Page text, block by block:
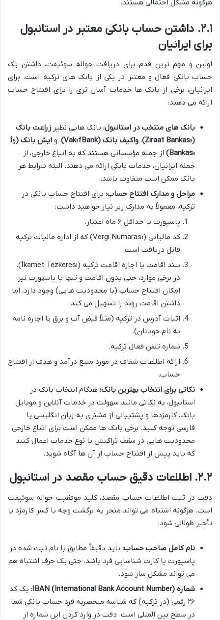
هرگونه مشکل احتمالی هستند.
۲.۱. داشتن حساب بانکی معتبر در استانبول
برای ایرانیان
اولین و مهم ترین قدم برای دریافت حواله سوئیفت، داشتن یک
حساب بانکی فعال و معتبر در یکی از بانک های ترکیه است. برای
ایرانیان، برخی از بانک ها خدمات آسان تری را برای افتتاح حساب
ارائه می دهند:
بانک های منتخب در استانبول: بانک هایی نظیر زراعت بانک
(Ziraat Bankası)
، واکیف بانک (VakıfBank) ، و
ایش بانک (İş
Bankası) از جمله مؤسساتی هستند که به اتباع خارجی، از
جمله ایرانیان، خدمات بانکی ارائه می دهند. البته شرایط هر
بانک ممکن است متفاوت باشد.
مراحل و مدارک افتتاح حساب: برای افتتاح حساب بانکی در
ترکیه، معمولاً به مدارک زیر نیاز خواهید داشت:
پاسپورت با حداقل ۶ ماه اعتبار.
کد مالیاتی (Vergi Numarası) که از اداره مالیات ترکیه
قابل دریافت است.
سند اقامت یا اجازه اقامت ترکیه (İkamet Tezkeresi).
در برخی موارد، حتی بدون اقامت و تنها با پاسپورت نیز
امکان افتتاح حساب (با محدودیت هایی) وجود دارد، اما
داشتن اقامت روند را تسهیل می کند.
اثبات آدرس در ترکیه (مثلاً قبض آب و برق یا اجاره نامه
به نام خودتان).
شماره تلفن فعال ترکیه.
ارائه اطلاعات شفاف در مورد منبع درآمد و هدف از افتتاح
حساب.
نکاتی برای انتخاب بهترین بانک: هنگام انتخاب بانک در
استانبول، به نکاتی مانند سهولت در خدمات آنلاین و موبایل
بانک، کارمزدها و پشتیبانی از مشتری به زبان انگلیسی یا
فارسی توجه کنید. برخی بانک ها ممکن است برای اتباع خارجی
محدودیت هایی در سقف تراکنش یا نوع خدمات اعمال کنند
که باید پیش از افتتاح حساب از آن ها آگاه شوید.
۲.۲. اطلاعات دقیق حساب مقصد در استانبول
دقت در ثبت اطلاعات حساب مقصد، کلید موفقیت حواله سوئیفت
است. هرگونه اشتباه می تواند منجر به برگشت وجه با کسر کارمزد یا
تأخیر طولانی شود:
نام کامل صاحب حساب: باید دقیقاً مطابق با نام ثبت شده در
پاسپورت یا کارت شناسایی فرد باشد. حتی یک حرف اشتباه هم
می تواند مشکل ساز شود.
شماره IBAN (International Bank Account Number):
یک کد
۲۶ رقمی (در ترکیه) که شناسه منحصربه فرد حساب بانکی شما
در سطح بین المللی است. دقت در وارد کردن این شماره از